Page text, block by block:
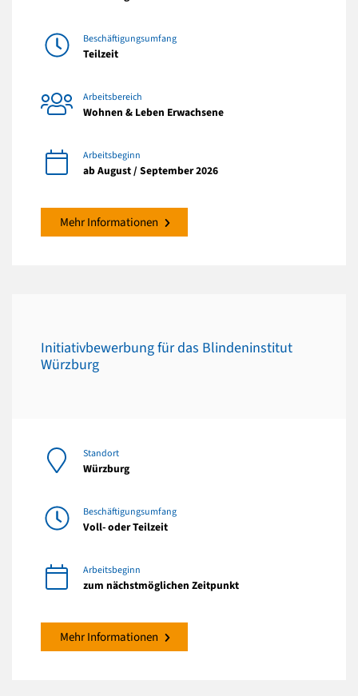
Beschäftigungsumfang
Teilzeit
Arbeitsbereich
Wohnen & Leben Erwachsene
Arbeitsbeginn
ab August / September 2026
Mehr Informationen
Initiativbewerbung für das Blindeninstitut
Würzburg
Standort
Würzburg
Beschäftigungsumfang
Voll- oder Teilzeit
Arbeitsbeginn
zum nächstmöglichen Zeitpunkt
Mehr Informationen